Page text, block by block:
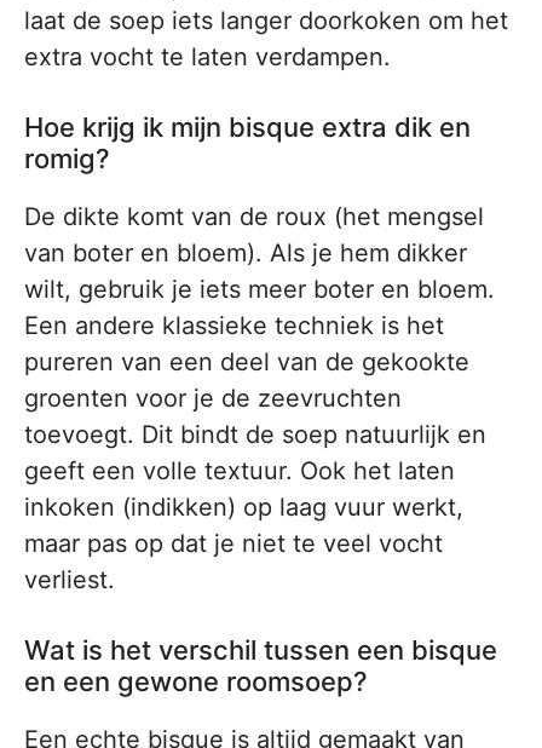
laat de soep iets langer doorkoken om het
extra vocht te laten verdampen.
Hoe krijg ik mijn bisque extra dik en
romig?
De dikte komt van de roux (het mengsel
van boter en bloem). Als je hem dikker
wilt, gebruik je iets meer boter en bloem.
Een andere klassieke techniek is het
pureren van een deel van de gekookte
groenten voor je de zeevruchten
toevoegt. Dit bindt de soep natuurlijk en
geeft een volle textuur. Ook het laten
inkoken (indikken) op laag vuur werkt,
maar pas op dat je niet te veel vocht
verliest.
Wat is het verschil tussen een bisque
en een gewone roomsoep?
Een echte bisque is altijd gemaakt van